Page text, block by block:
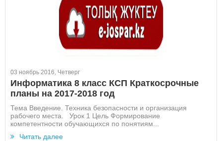
03 ноябрь 2016, Четверг
Информатика 8 класс КСП Краткосрочные
планы на 2017-2018 год
Тема Введение. Техника безопасности и организация
рабочего места. Урок 1 Цель Формирование
компетентности обучающихся по понятиям...
Читать далее